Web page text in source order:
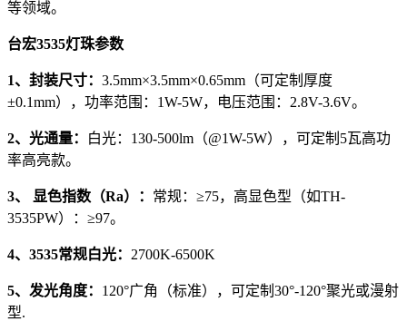
等领域。
台宏3535灯珠参数
1、封装尺寸： 3.5mm×3.5mm×0.65mm（可定制厚度
±0.1mm），功率范围：1W-5W，电压范围：2.8V-3.6V。
2、光通量：
白光：130-500lm（@1W-5W），可定制5瓦高功
率高亮款。
3、 显色指数（Ra）： 常规：≥75，高显色型（如TH-
3535PW）：≥97。
4、3535常规白光： 2700K-6500K
5、发光角度： 120°广角（标准），可定制30°-120°聚光或漫射
型.